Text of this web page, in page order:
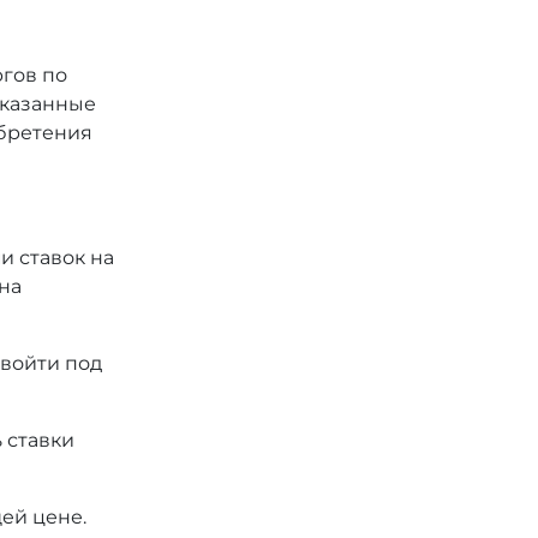
по
ставок на
под
цене.